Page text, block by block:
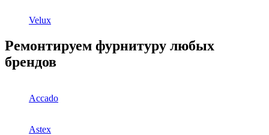
Velux
Ремонтируем фурнитуру любых
брендов
Accado
Astex